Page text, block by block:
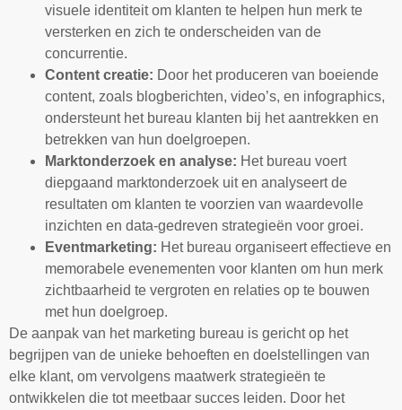
visuele identiteit om klanten te helpen hun merk te
versterken en zich te onderscheiden van de
concurrentie.
Content creatie: Door het produceren van boeiende
content, zoals blogberichten, video’s, en infographics,
ondersteunt het bureau klanten bij het aantrekken en
betrekken van hun doelgroepen.
Marktonderzoek en analyse: Het bureau voert
diepgaand marktonderzoek uit en analyseert de
resultaten om klanten te voorzien van waardevolle
inzichten en data-gedreven strategieën voor groei.
Eventmarketing: Het bureau organiseert effectieve en
memorabele evenementen voor klanten om hun merk
zichtbaarheid te vergroten en relaties op te bouwen
met hun doelgroep.
De aanpak van het marketing bureau is gericht op het
begrijpen van de unieke behoeften en doelstellingen van
elke klant, om vervolgens maatwerk strategieën te
ontwikkelen die tot meetbaar succes leiden. Door het